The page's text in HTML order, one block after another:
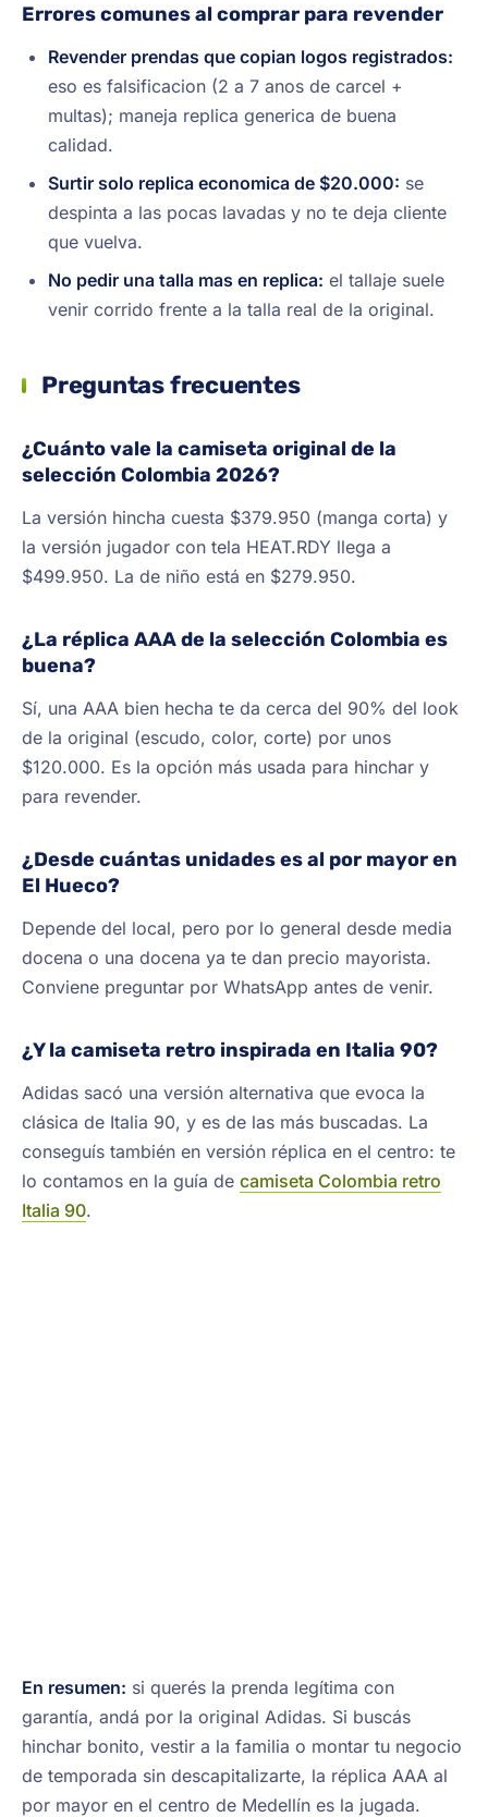
Errores comunes al comprar para revender
Revender prendas que copian logos registrados:
eso es falsificacion (2 a 7 anos de carcel +
multas); maneja replica generica de buena
calidad.
Surtir solo replica economica de $20.000: se
despinta a las pocas lavadas y no te deja cliente
que vuelva.
No pedir una talla mas en replica: el tallaje suele
venir corrido frente a la talla real de la original.
Preguntas frecuentes
¿Cuánto vale la camiseta original de la
selección Colombia 2026?
La versión hincha cuesta $379.950 (manga corta) y
la versión jugador con tela HEAT.RDY llega a
$499.950. La de niño está en $279.950.
¿La réplica AAA de la selección Colombia es
buena?
Sí, una AAA bien hecha te da cerca del 90% del look
de la original (escudo, color, corte) por unos
$120.000. Es la opción más usada para hinchar y
para revender.
¿Desde cuántas unidades es al por mayor en
El Hueco?
Depende del local, pero por lo general desde media
docena o una docena ya te dan precio mayorista.
Conviene preguntar por WhatsApp antes de venir.
¿Y la camiseta retro inspirada en Italia 90?
Adidas sacó una versión alternativa que evoca la
clásica de Italia 90, y es de las más buscadas. La
conseguís también en versión réplica en el centro: te
lo contamos en la guía de camiseta Colombia retro
Italia 90.
En resumen: si querés la prenda legítima con
garantía, andá por la original Adidas. Si buscás
hinchar bonito, vestir a la familia o montar tu negocio
de temporada sin descapitalizarte, la réplica AAA al
por mayor en el centro de Medellín es la jugada.